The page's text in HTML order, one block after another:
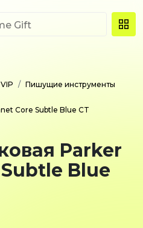
VIP
Пишущие инструменты
Core Subtle Blue CT
Parker
Blue